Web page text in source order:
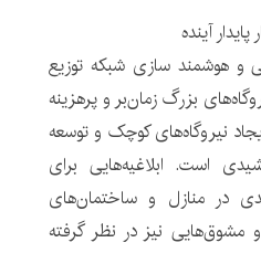
آینده
و هوشمند سازی شبکه توزیع
بزرگ زمان‌بر و پرهزینه
نیروگاه‌های کوچک و توسعه
است. ابلاغیه‌هایی برای
در منازل و ساختمان‌های
نیز در نظر گرفته